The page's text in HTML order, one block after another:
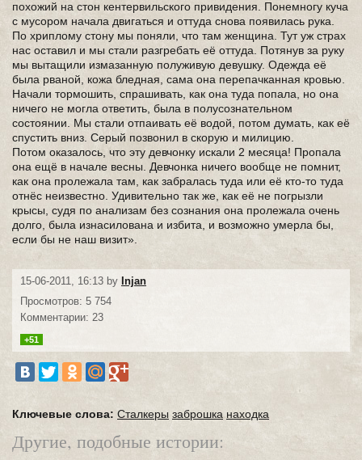
похожий на стон кентервильского привидения. Понемногу куча
с мусором начала двигаться и оттуда снова появилась рука.
По хриплому стону мы поняли, что там женщина. Тут уж страх
нас оставил и мы стали разгребать её оттуда. Потянув за руку
мы вытащили измазанную полуживую девушку. Одежда её
была рваной, кожа бледная, сама она перепачканная кровью.
Начали тормошить, спрашивать, как она туда попала, но она
ничего не могла ответить, была в полусознательном
состоянии. Мы стали отпаивать её водой, потом думать, как её
спустить вниз. Серый позвонил в скорую и милицию.
Потом оказалось, что эту девчонку искали 2 месяца! Пропала
она ещё в начале весны. Девчонка ничего вообще не помнит,
как она пролежала там, как забралась туда или её кто-то туда
отнёс неизвестно. Удивительно так же, как её не погрызли
крысы, судя по анализам без сознания она пролежала очень
долго, была изнасилована и избита, и возможно умерла бы,
если бы не наш визит».
15-06-2011, 16:13 by Injan
Просмотров: 5 754
Комментарии: 23
+51
Ключевые слова: Сталкеры заброшка находка
Другие, подобные истории: